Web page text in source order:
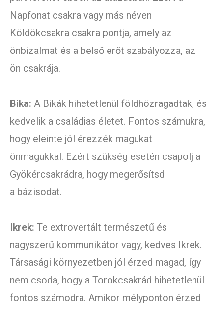
Napfonat csakra vagy más néven
Köldökcsakra csakra pontja, amely az
önbizalmat és a belső erőt szabályozza, az
ön csakrája.
Bika: A Bikák hihetetlenül földhözragadtak, és
kedvelik a családias életet. Fontos számukra,
hogy eleinte jól érezzék magukat
önmagukkal. Ezért szükség esetén csapolj a
Gyökércsakrádra, hogy megerősítsd
a bázisodat.
Ikrek: Te extrovertált természetű és
nagyszerű kommunikátor vagy, kedves Ikrek.
Társasági környezetben jól érzed magad, így
nem csoda, hogy a Torokcsakrád hihetetlenül
fontos számodra. Amikor mélyponton érzed